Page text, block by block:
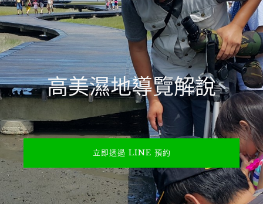
高美濕地導覽解說
立即透過 LINE 預約